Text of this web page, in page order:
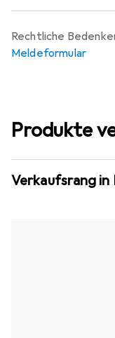
Rechtliche
Meldeformular
Produkte
Verkaufsrang in